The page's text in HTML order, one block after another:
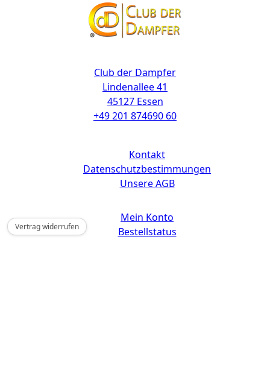
Club der Dampfer
Lindenallee 41
45127 Essen
+49 201 874690 60
Kontakt
Datenschutzbestimmungen
Unsere AGB
Mein Konto
Bestellstatus
Vertrag widerrufen